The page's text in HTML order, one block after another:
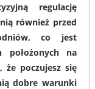
regulację
również przed
co jest
położonych na
że poczujesz się
dobre warunki